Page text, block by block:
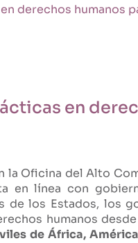
derechos humanos
en
Oficina del Alto
en línea con
los Estados, los
humanos
de África,